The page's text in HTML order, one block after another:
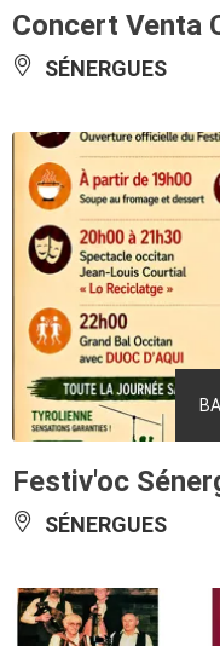
Concert Venta
SÉNERGUES
Festiv'oc
SÉNERGUES